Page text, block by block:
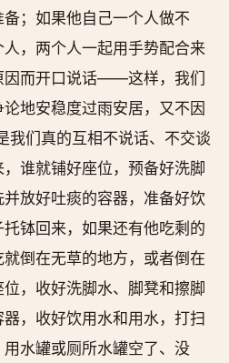
；如果他自己一个人做不
，两个人一起用手势配合来
因而开口说话——这样，我们
地安稳度过雨安居，又不因
我们真的互相不说话、不交谈
谁就铺好座位，预备好洗脚
放好吐痰的容器，准备好饮
钵回来，如果还有他吃剩的
倒在无草的地方，或者倒在
，收好洗脚水、脚凳和擦脚
，收好饮用水和用水，打扫
水罐或厕所水罐空了、没